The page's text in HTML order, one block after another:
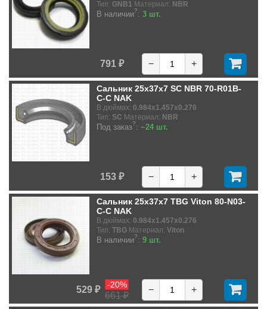
Тип: GNB1 Материал: NBR
В наличии?: 3 шт.
791 ₽ − +
Сальник 25x37x7 SC NBR 70-R01B-
C-C NAK
В дюймах: 0.984x1.457x0.276
Тип: SC Материал: NBR
Под заказ?: ~24 шт.
153 ₽ − +
Сальник 25x37x7 TBG Viton 80-N03-
C-C NAK
В дюймах: 0.984x1.457x0.276
Тип: TBG Материал: Viton
В наличии?: 9 шт.
529 ₽
661 ₽
-20% − +